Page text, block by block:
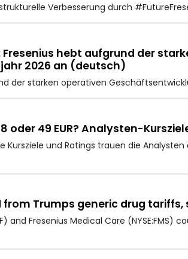
Verbesserung durch
Fresenius hebt aufgrund der
2026 an (deutsch)
der starken operativen
oder 49 EUR? Analysten-
und Ratings trauen die
Trumps generic drug tariffs,
and Fresenius Medical Care